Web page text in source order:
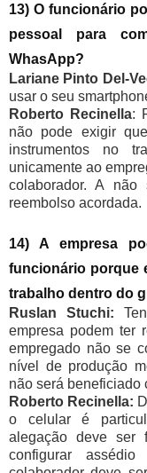
13) O funcionário
pessoal para
WhasApp?
Lariane Pinto Del-
usar o seu
Roberto Recinella:
não pode exigir
instrumentos no
unicamente ao
colaborador. A
reembolso acordada.
14) A empresa
funcionário porque
trabalho dentro do
Ruslan Stuchi:
empresa podem ter
empregado não se
nível de produção
não será beneficiado
Roberto Recinella:
o celular é
alegação deve ser
configurar